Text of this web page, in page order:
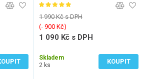
1 990 Kč s DPH
(‐ 900 Kč)
1 090 Kč s DPH
Skladem
2 ks
KOUPIT